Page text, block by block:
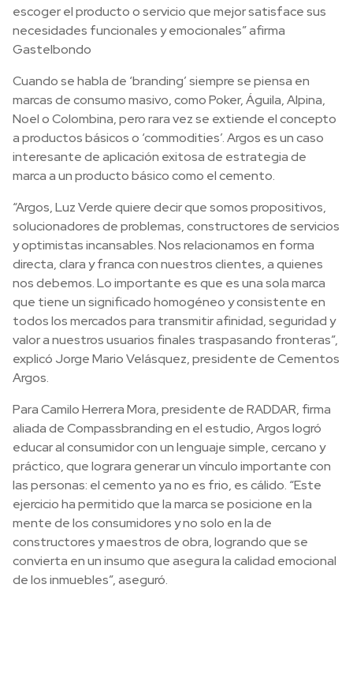
escoger el producto o servicio que mejor satisface sus
necesidades funcionales y emocionales” afirma
Gastelbondo
Cuando se habla de ‘branding’ siempre se piensa en
marcas de consumo masivo, como Poker, Águila, Alpina,
Noel o Colombina, pero rara vez se extiende el concepto
a productos básicos o ‘commodities’. Argos es un caso
interesante de aplicación exitosa de estrategia de
marca a un producto básico como el cemento.
“Argos, Luz Verde quiere decir que somos propositivos,
solucionadores de problemas, constructores de servicios
y optimistas incansables. Nos relacionamos en forma
directa, clara y franca con nuestros clientes, a quienes
nos debemos. Lo importante es que es una sola marca
que tiene un significado homogéneo y consistente en
todos los mercados para transmitir afinidad, seguridad y
valor a nuestros usuarios finales traspasando fronteras”,
explicó Jorge Mario Velásquez, presidente de Cementos
Argos.
Para Camilo Herrera Mora, presidente de RADDAR, firma
aliada de Compassbranding en el estudio, Argos logró
educar al consumidor con un lenguaje simple, cercano y
práctico, que lograra generar un vínculo importante con
las personas: el cemento ya no es frio, es cálido. “Este
ejercicio ha permitido que la marca se posicione en la
mente de los consumidores y no solo en la de
constructores y maestros de obra, logrando que se
convierta en un insumo que asegura la calidad emocional
de los inmuebles”, aseguró.